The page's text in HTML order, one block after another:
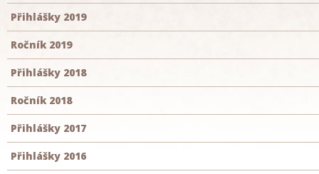
Přihlášky 2019
Ročník 2019
Přihlášky 2018
Ročník 2018
Přihlášky 2017
Přihlášky 2016